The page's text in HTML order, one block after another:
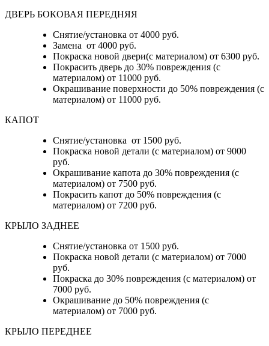
ДВЕРЬ БОКОВАЯ ПЕРЕДНЯЯ
Снятие/установка от 4000 руб.
Замена от 4000 руб.
Покраска новой двери(с материалом) от 6300 руб.
Покрасить дверь до 30% повреждения (с
материалом) от 11000 руб.
Окрашивание поверхности до 50% повреждения (с
материалом) от 11000 руб.
КАПОТ
Снятие/установка от 1500 руб.
Покраска новой детали (с материалом) от 9000
руб.
Окрашивание капота до 30% повреждения (с
материалом) от 7500 руб.
Покрасить капот до 50% повреждения (с
материалом) от 7200 руб.
КРЫЛО ЗАДНЕЕ
Снятие/установка от 1500 руб.
Покраска новой детали (с материалом) от 7000
руб.
Покраска до 30% повреждения (с материалом) от
7000 руб.
Окрашивание до 50% повреждения (с
материалом) от 7000 руб.
КРЫЛО ПЕРЕДНЕЕ